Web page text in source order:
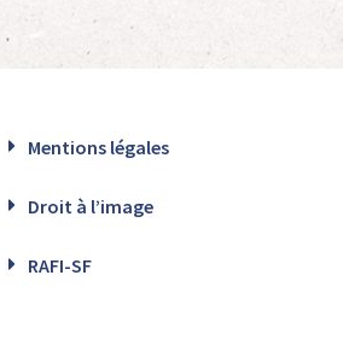
Mentions légales
Droit à l’image
RAFI-SF